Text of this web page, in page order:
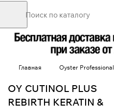
Главная Oyster Professional
OY CUTINOL PLUS
REBIRTH KERATIN &